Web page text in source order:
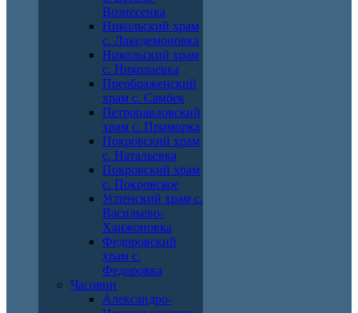
Вознесенка
Никольский храм
с. Лакедемоновка
Никольский храм
с. Николаевка
Преображенский
храм с. Самбек
Петропавловский
храм с. Приморка
Покровский храм
с. Натальевка
Покровский храм
с. Покровское
Успенский храм с.
Васильево-
Ханжоновка
Федоровский
храм с.
Федоровка
Часовни
Александро-